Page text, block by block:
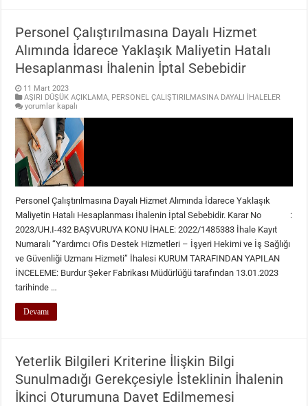
Personel Çalıştırılmasına Dayalı Hizmet
Alımında İdarece Yaklaşık Maliyetin Hatalı
Hesaplanması İhalenin İptal Sebebidir
11 Mart 2023
AŞIRI DÜŞÜK AÇIKLAMA, PERSONEL ÇALIŞTIRILMASINA DAYALI İHALELER
Personel
Dayalı
Hizmet
Alımında
İdarece
Yaklaşık
Maliyetin
Hatalı
Hesaplanması
İhalenin
İptal
Sebebidir
için
yorumlar kapalı
Personel Çalıştırılmasına Dayalı Hizmet Alımında İdarece Yaklaşık
Maliyetin Hatalı Hesaplanması İhalenin İptal Sebebidir. Karar No :
2023/UH.I-432 BAŞVURUYA KONU İHALE: 2022/1485383 İhale Kayıt
Numaralı “Yardımcı Ofis Destek Hizmetleri – İşyeri Hekimi ve İş Sağlığı
ve Güvenliği Uzmanı Hizmeti” İhalesi KURUM TARAFINDAN YAPILAN
İNCELEME: Burdur Şeker Fabrikası Müdürlüğü tarafından 13.01.2023
tarihinde …
Devamı
Yeterlik Bilgileri Kriterine İlişkin Bilgi
Sunulmadığı Gerekçesiyle İsteklinin İhalenin
İkinci Oturumuna Davet Edilmemesi